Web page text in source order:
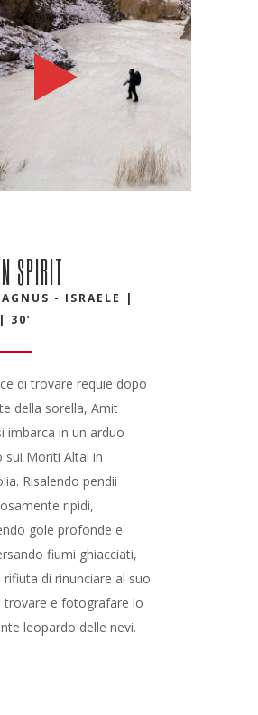
SPIRIT
- ISRAELE |
30’
di trovare requie dopo
della sorella, Amit
imbarca in un arduo
sui Monti Altai in
Risalendo pendii
ripidi,
gole profonde e
fiumi ghiacciati,
rifiuta di rinunciare al suo
trovare e fotografare lo
leopardo delle nevi.